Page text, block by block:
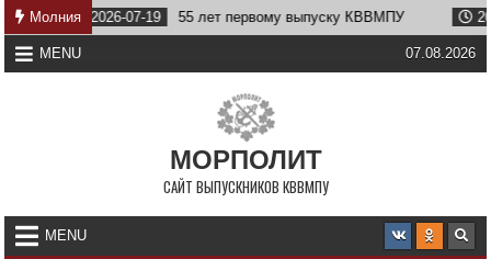
Skip
to
content
Молния
2026-07-19 55 лет первому выпуску КВВМПУ 2026-07-
MENU 07.08.2026
МОРПОЛИТ
САЙТ ВЫПУСКНИКОВ КВВМПУ
MENU